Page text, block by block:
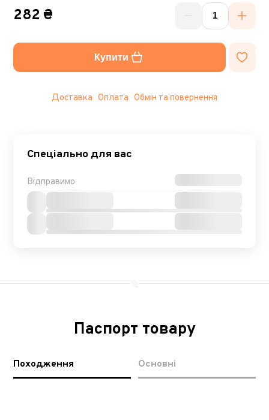
282 ₴
Купити
Доставка Оплата Обмін та повернення
Спеціально для вас
Відправимо
Паспорт товару
Походження Основні